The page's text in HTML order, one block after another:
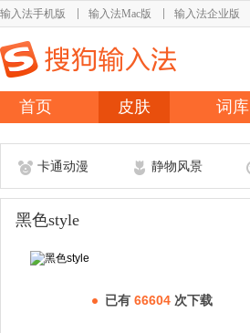
输入法手机版 输入法Mac版 输入法企业版
首页 皮肤 词库
卡通动漫 静物风景
黑色style
已有 66604 次下载